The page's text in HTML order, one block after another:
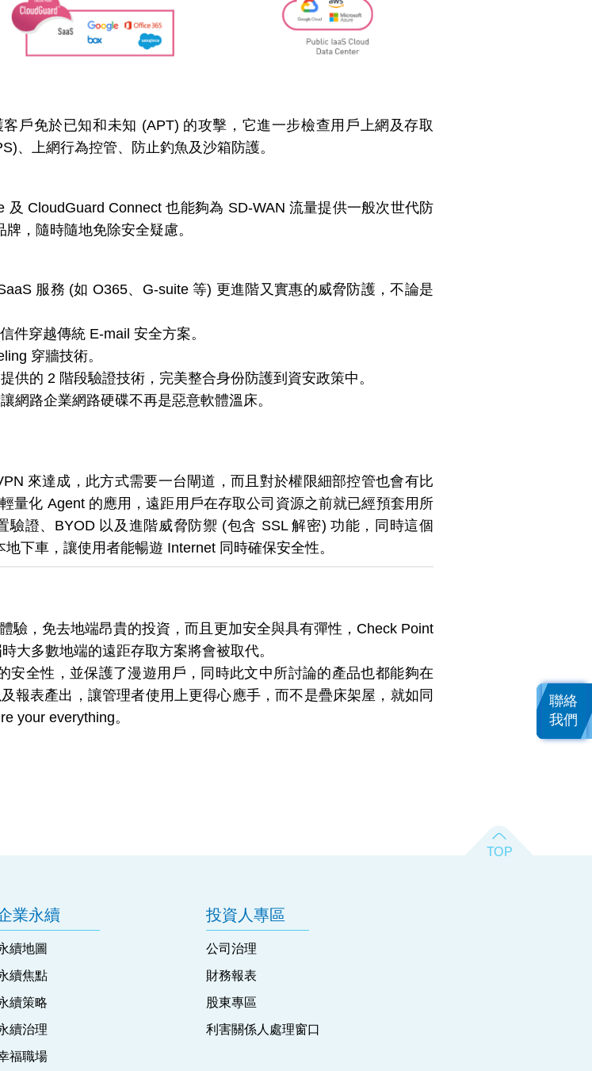
戶免於已知和未知 (APT) 的攻擊，它進一步檢查用戶上網及存取
、上網行為控管、防止釣魚及沙箱防護。
CloudGuard Connect 也能夠為 SD-WAN 流量提供一般次世代防
，隨時隨地免除安全疑慮。
服務 (如 O365、G-suite 等) 更進階又實惠的威脅防護，不論是
件穿越傳統 E-mail 安全方案。
穿牆技術。
供的 2 階段驗證技術，完美整合身份防護到資安政策中。
網路企業網路硬碟不再是惡意軟體溫床。
來達成，此方式需要一台閘道，而且對於權限細部控管也會有比
量化 Agent 的應用，遠距用戶在存取公司資源之前就已經預套用所
證、BYOD 以及進階威脅防禦 (包含 SSL 解密) 功能，同時這個
下車，讓使用者能暢遊 Internet 同時確保安全性。
驗，免去地端昂貴的投資，而且更加安全與具有彈性，Check Point
大多數地端的遠距存取方案將會被取代。
安全性，並保護了漫遊用戶，同時此文中所討論的產品也都能夠在
報表產出，讓管理者使用上更得心應手，而不是疊床架屋，就如同
your everything。
業永續
續地圖
續焦點
續策略
續治理
福職場
投資人專區
公司治理
財務報表
股東專區
利害關係人處理窗口
聯絡
我們